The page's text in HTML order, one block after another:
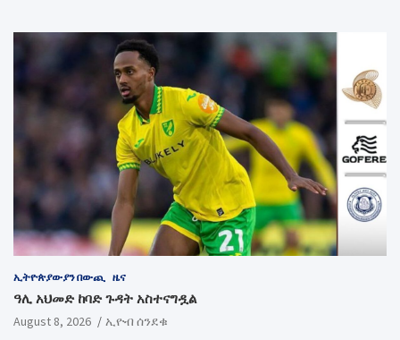
ኢትዮጵያውያን በውጪ ዜና
ዓሊ አህመድ ከባድ ጉዳት አስተናግዷል
August 8, 2026 ኢዮብ ሰንደቁ